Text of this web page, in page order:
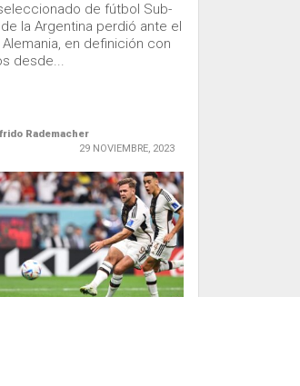
de fútbol Sub-
la Argentina perdió ante el
en definición con
desde...
Rademacher
29 NOVIEMBRE, 2023
LEER MÁS